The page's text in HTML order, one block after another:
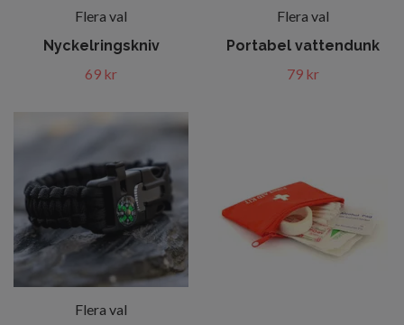
Flera val
Nyckelringskniv
69 kr
Flera val
Portabel vattendunk
79 kr
Flera val